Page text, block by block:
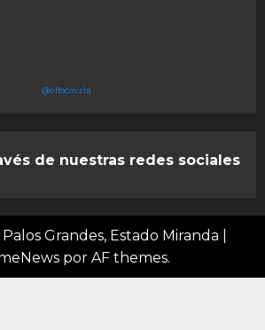
@elfocovzla
de nuestras redes sociales
Grandes, Estado Miranda
por AF themes.